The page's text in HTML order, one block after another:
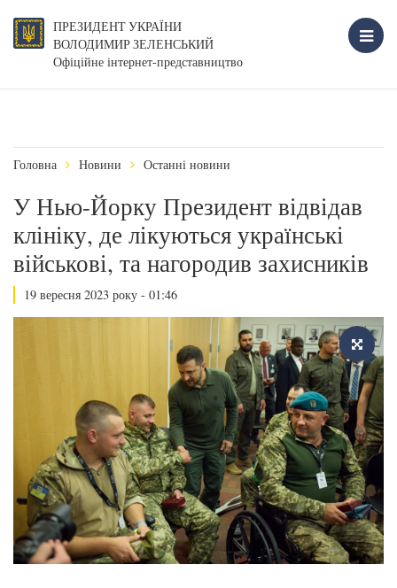
ПРЕЗИДЕНТ УКРАЇНИ
ВОЛОДИМИР ЗЕЛЕНСЬКИЙ
Офіційне інтернет-представництво
Головна Новини Останні новини
У Нью-Йорку Президент відвідав
клініку, де лікуються українські
військові, та нагородив захисників
19 вересня 2023 року - 01:46